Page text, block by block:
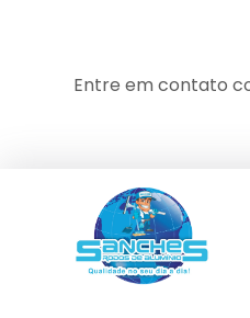
Entre em contato